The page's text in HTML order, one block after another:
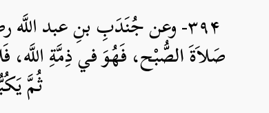
۳۹۴- وعن جُنَدَبِ بنِ عبد
صَلاَةَ الصُّبْح، فَهُوَ في ذِمَّةِ اللَّه،
ثُمَّ